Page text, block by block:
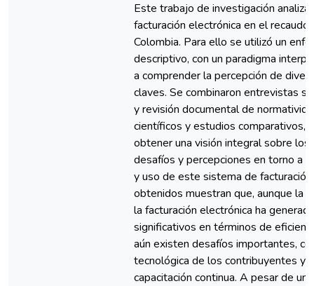
Este trabajo de investigación
facturación electrónica en el
Colombia. Para ello se utilizó un
descriptivo, con un paradigma
a comprender la percepción de
claves. Se combinaron entrevistas
y revisión documental de
científicos y estudios comparativos,
obtener una visión integral sobre los
desafíos y percepciones en torno a
y uso de este sistema de
obtenidos muestran que, aunque la
la facturación electrónica ha
significativos en términos de
aún existen desafíos importantes,
tecnológica de los contribuyentes y
capacitación continua. A pesar de un